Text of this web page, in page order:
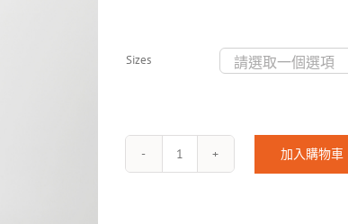
Sizes
KOL-
加入購物車